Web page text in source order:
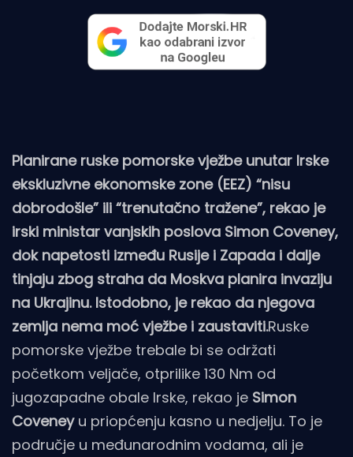
Planirane ruske pomorske vježbe unutar Irske
ekskluzivne ekonomske zone (EEZ) “nisu
dobrodošle” ili “trenutačno tražene”, rekao je
irski ministar vanjskih poslova Simon Coveney,
dok napetosti između Rusije i Zapada i dalje
tinjaju zbog straha da Moskva planira invaziju
na Ukrajinu. Istodobno, je rekao da njegova
zemlja nema moć vježbe i zaustaviti.Ruske
pomorske vježbe trebale bi se održati
početkom veljače, otprilike 130 Nm od
jugozapadne obale Irske, rekao je Simon
Coveneyu priopćenju kasno u nedjelju. To je
područje u međunarodnim vodama, ali je